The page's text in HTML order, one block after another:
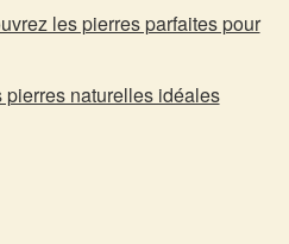
les pierres parfaites pour
naturelles idéales